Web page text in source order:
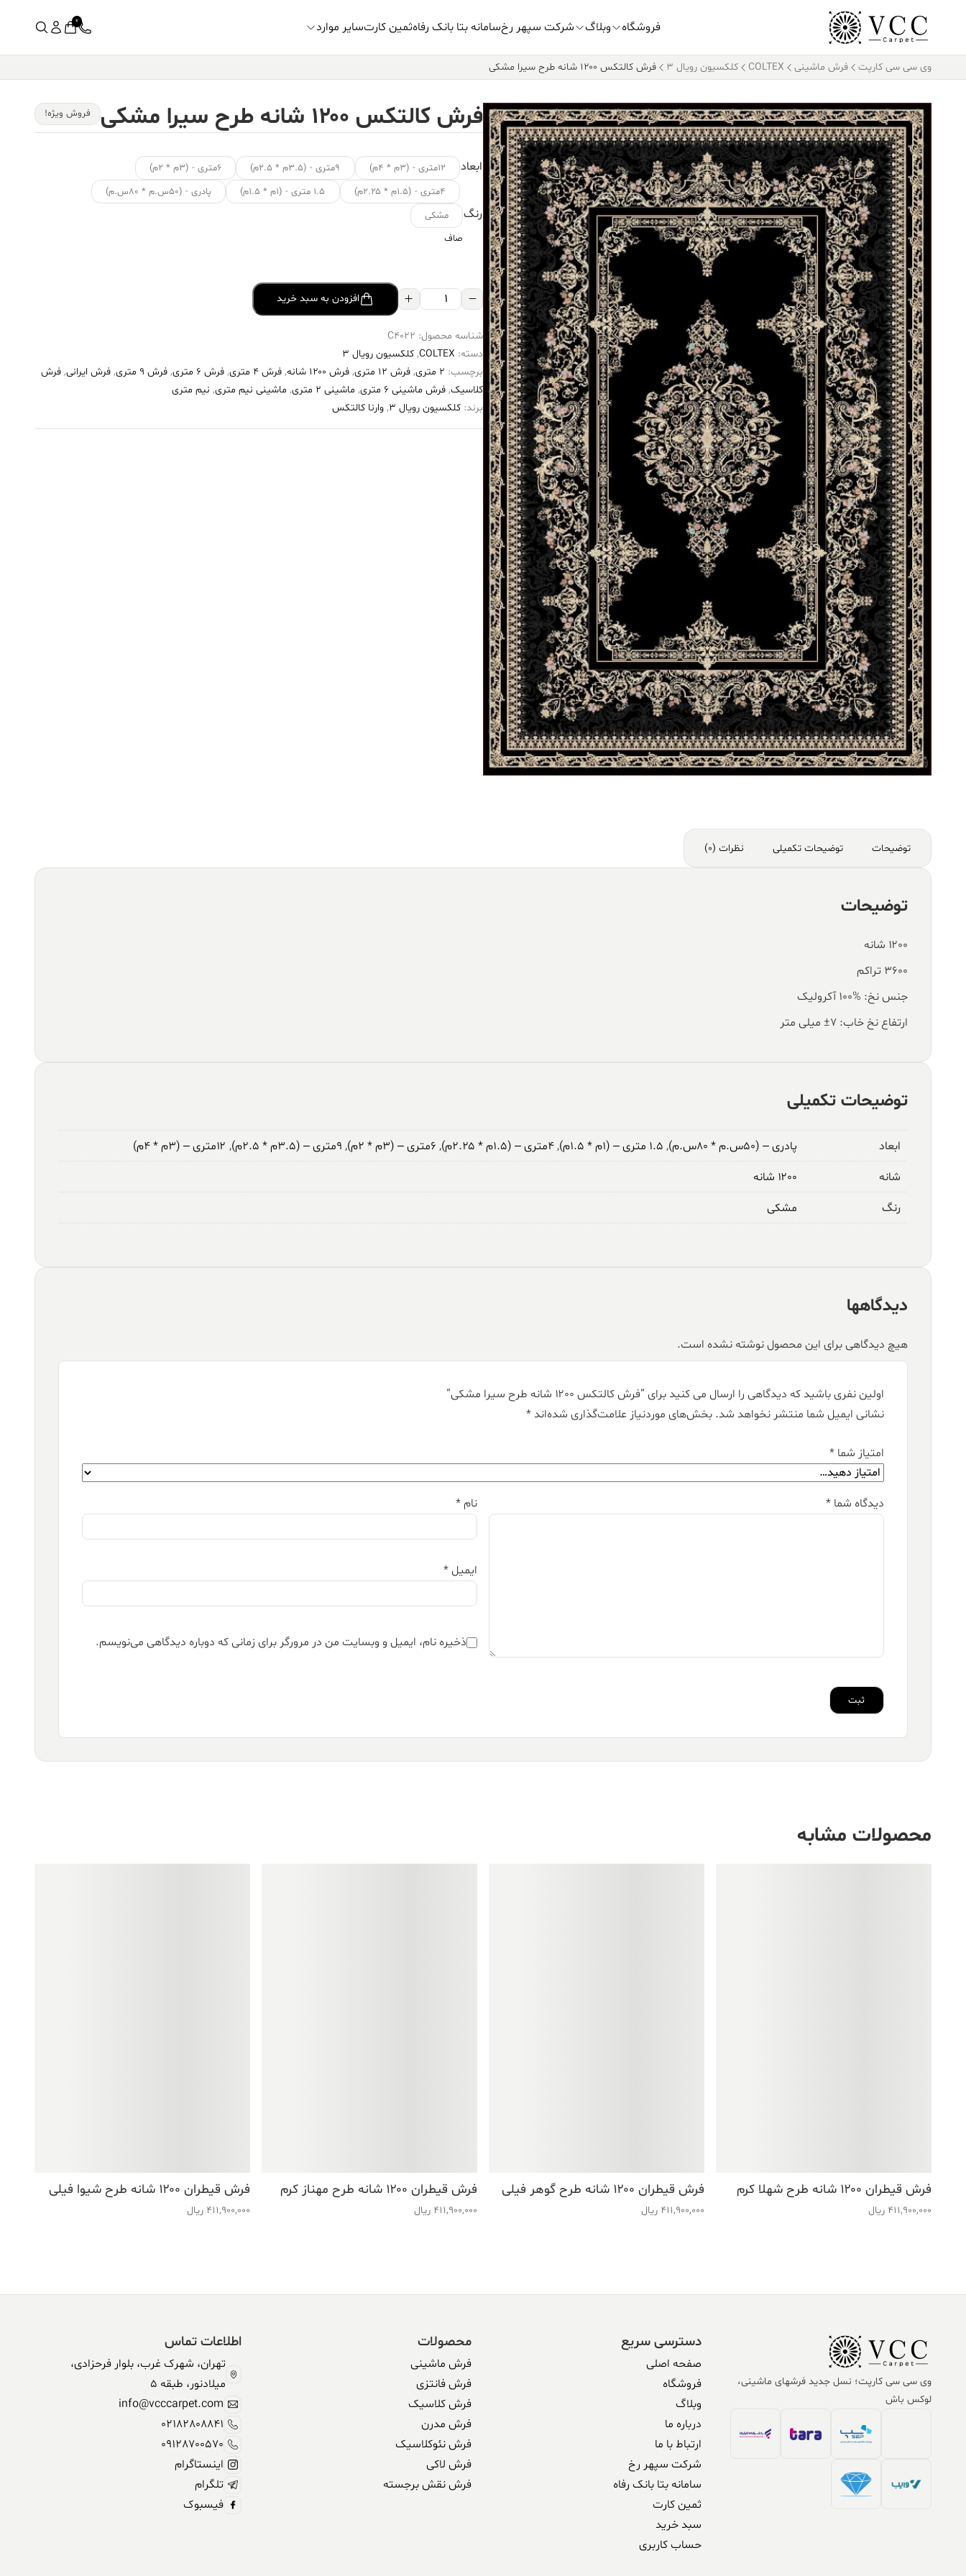
فروشگاه وبلاگ شرکت سپهر رخسامانه بتا بانک رفاهثمین کارتسایر موارد 0
وی سی سی کارپت فرش ماشینی COLTEX کلکسیون رویال 3 فرش کالتکس ۱۲۰۰ شانه طرح سیرا مشکی
فرش کالتکس ۱۲۰۰ شانه طرح سیرا مشکی فروش ویژه!
ابعاد ۱۲متری - (۳م * ۴م) ۹متری - (۳.۵م * ۲.۵م)
۶متری - (۳م * ۲م)
۴متری - (۱.۵م * ۲.۲۵م)
۱.۵ متری - (۱م * ۱.۵م) پادری - (۵۰س.م * ۸۰س.م)
رنگ
مشکی
صاف
فرش
۱۲۰۰
شانه
طرح
سیرا
افزودن به سبد خرید
شناسه محصول: C4022
دسته: COLTEX
, کلکسیون رویال 3
برچسب: 2 متری , فرش 12 متری , فرش ۱۲۰۰ شانه , فرش 4 متری , فرش 6 متری , فرش 9 متری , فرش ایرانی, فرش
کلاسیک, فرش ماشینی 6 متری , ماشینی 2 متری , ماشینی نیم متری, نیم متری
برند: کلکسیون رویال 3 , وارنا کالتکس
توضیحات توضیحات تکمیلی نظرات (0)
توضیحات
۱۲۰۰ شانه
۳۶۰۰ تراکم
جنس نخ: %100 آکرولیک
ارتفاع نخ خاب: ۷± میلی متر
توضیحات تکمیلی
ابعاد پادری – (۵۰س.م * ۸۰س.م) , ۱.۵ متری – (۱م * ۱.۵م) ,۴متری – (۱.۵م * ۲.۲۵م) , ۶متری – (۳م * ۲م) , ۹متری – (۳.۵م * ۲.۵م) , ۱۲متری – (۳م * ۴م)
شانه
۱۲۰۰ شانه
رنگ
مشکی
دیدگاهها
هیچ دیدگاهی برای این محصول نوشته نشده است.
اولین نفری باشید که دیدگاهی را ارسال می کنید برای “فرش کالتکس ۱۲۰۰ شانه طرح سیرا مشکی”
نشانی ایمیل شما منتشر نخواهد شد. بخش‌های موردنیاز علامت‌گذاری شده‌اند *
امتیاز شما *
دیدگاه شما * نام *
ایمیل *
ذخیره نام، ایمیل و وبسایت من در مرورگر برای زمانی که دوباره دیدگاهی می‌نویسم.
محصولات مشابه
فرش قیطران ۱۲۰۰ شانه طرح شهلا کرم
411,900,000 ریال
فرش قیطران ۱۲۰۰ شانه طرح گوهر فیلی
411,900,000 ریال
فرش قیطران ۱۲۰۰ شانه طرح مهناز کرم
411,900,000 ریال
فرش قیطران ۱۲۰۰ شانه طرح شیوا فیلی
411,900,000 ریال
وی سی سی کارپت؛ نسل جدید فرشهای ماشینی،
لوکس باش
دسترسی سریع
صفحه اصلی
فروشگاه
وبلاگ
درباره ما
ارتباط با ما
شرکت سپهر رخ
سامانه بتا بانک رفاه
ثمین کارت
سبد خرید
حساب کاربری
محصولات
فرش ماشینی
فرش فانتزی
فرش کلاسیک
فرش مدرن
فرش نئوکلاسیک
فرش لاکی
فرش نقش برجسته
اطلاعات تماس
تهران، شهرک غرب، بلوار فرحزادی،
میلادنور، طبقه 5
info@vcccarpet.com
02182808841
09128700570
اینستاگرام
تلگرام
فیسبوک